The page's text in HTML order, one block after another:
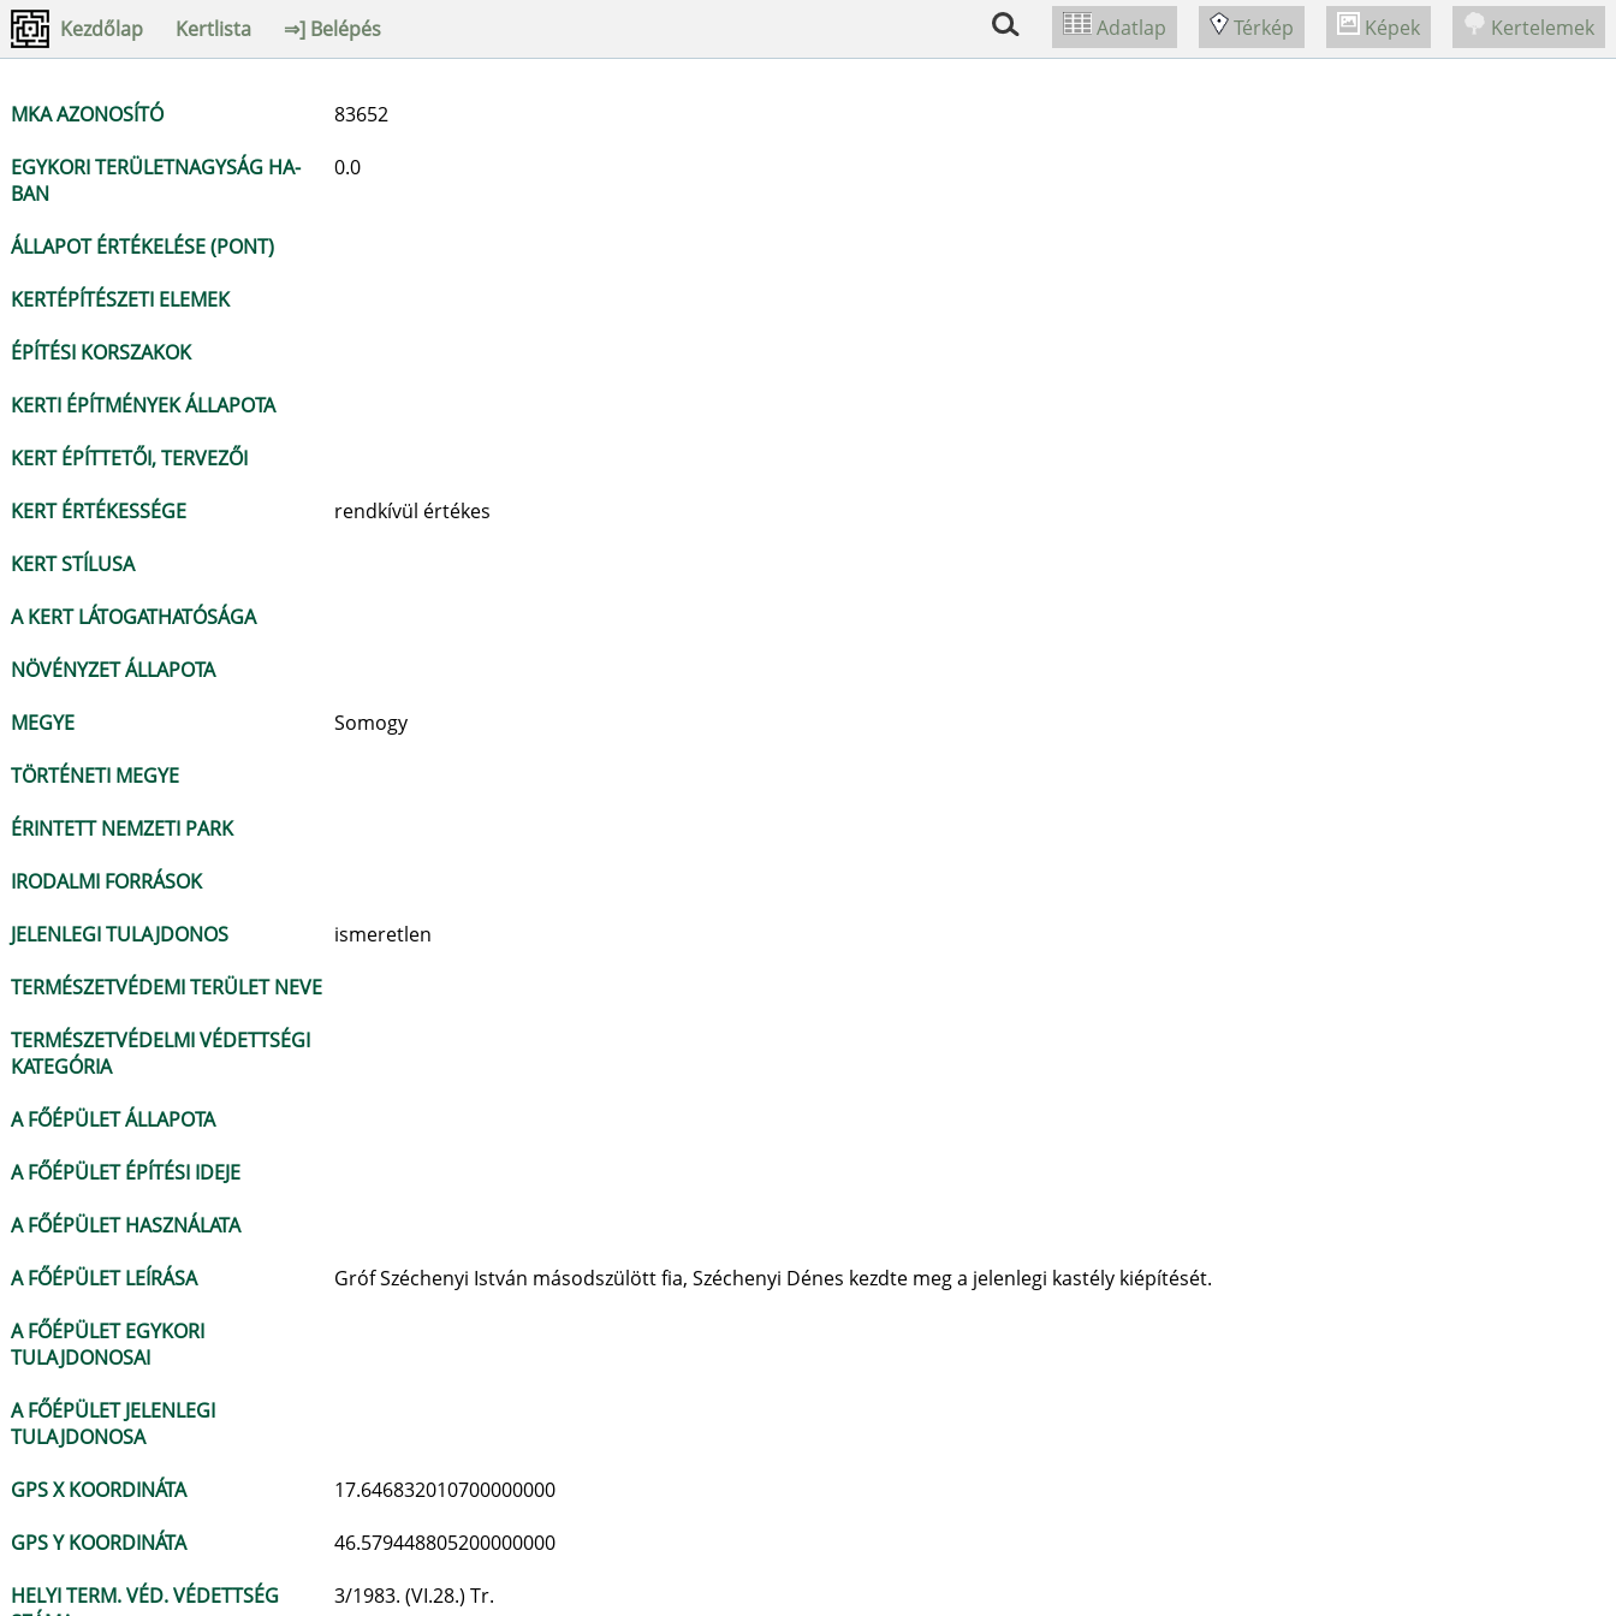
Kezdőlap Kertlista ⇒] Belépés Kertelemek
Képek
Térkép
Adatlap
MKA AZONOSÍTÓ
83652
EGYKORI TERÜLETNAGYSÁG HA-
BAN
0.0
ÁLLAPOT ÉRTÉKELÉSE (PONT)
KERTÉPÍTÉSZETI ELEMEK
ÉPÍTÉSI KORSZAKOK
KERTI ÉPÍTMÉNYEK ÁLLAPOTA
KERT ÉPÍTTETŐI, TERVEZŐI
KERT ÉRTÉKESSÉGE
rendkívül értékes
KERT STÍLUSA
A KERT LÁTOGATHATÓSÁGA
NÖVÉNYZET ÁLLAPOTA
MEGYE
Somogy
TÖRTÉNETI MEGYE
ÉRINTETT NEMZETI PARK
IRODALMI FORRÁSOK
JELENLEGI TULAJDONOS
ismeretlen
TERMÉSZETVÉDEMI TERÜLET NEVE
TERMÉSZETVÉDELMI VÉDETTSÉGI
KATEGÓRIA
A FŐÉPÜLET ÁLLAPOTA
A FŐÉPÜLET ÉPÍTÉSI IDEJE
A FŐÉPÜLET HASZNÁLATA
A FŐÉPÜLET LEÍRÁSA
Gróf Széchenyi István másodszülött fia, Széchenyi Dénes kezdte meg a jelenlegi kastély kiépítését.
A FŐÉPÜLET EGYKORI
TULAJDONOSAI
A FŐÉPÜLET JELENLEGI
TULAJDONOSA
GPS X KOORDINÁTA
17.646832010700000000
GPS Y KOORDINÁTA
46.579448805200000000
HELYI TERM. VÉD. VÉDETTSÉG
3/1983. (VI.28.) Tr.